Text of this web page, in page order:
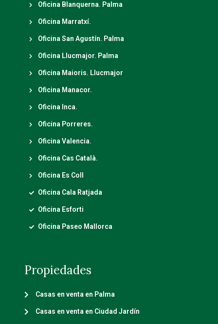
Oficina Blanquerna. Palma
Oficina Marratxí.
Oficina San Agustín. Palma
Oficina Llucmajor. Palma
Oficina Maioris. Llucmajor
Oficina Manacor.
Oficina Inca.
Oficina Porreres.
Oficina Valencia.
Oficina Cas Català.
Oficina Es Coll
Oficina Cala Ratjada
Oficina Esforti
Oficina Paseo Mallorca
Propiedades
Casas en venta en Palma
Casas en venta en Ciudad Jardín